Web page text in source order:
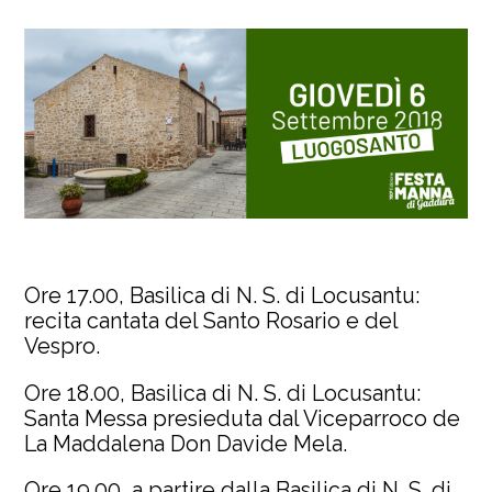
Ore 17.00, Basilica di N. S. di Locusantu:
recita cantata del Santo Rosario e del
Vespro.
Ore 18.00, Basilica di N. S. di Locusantu:
Santa Messa presieduta dal Viceparroco de
La Maddalena Don Davide Mela.